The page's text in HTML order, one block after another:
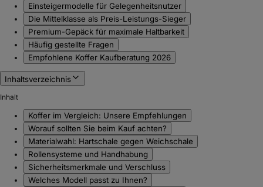
Einsteigermodelle für Gelegenheitsnutzer
Die Mittelklasse als Preis-Leistungs-Sieger
Premium-Gepäck für maximale Haltbarkeit
Häufig gestellte Fragen
Empfohlene Koffer Kaufberatung 2026
Inhaltsverzeichnis
Inhalt
Koffer im Vergleich: Unsere Empfehlungen
Worauf sollten Sie beim Kauf achten?
Materialwahl: Hartschale gegen Weichschale
Rollensysteme und Handhabung
Sicherheitsmerkmale und Verschluss
Welches Modell passt zu Ihnen?